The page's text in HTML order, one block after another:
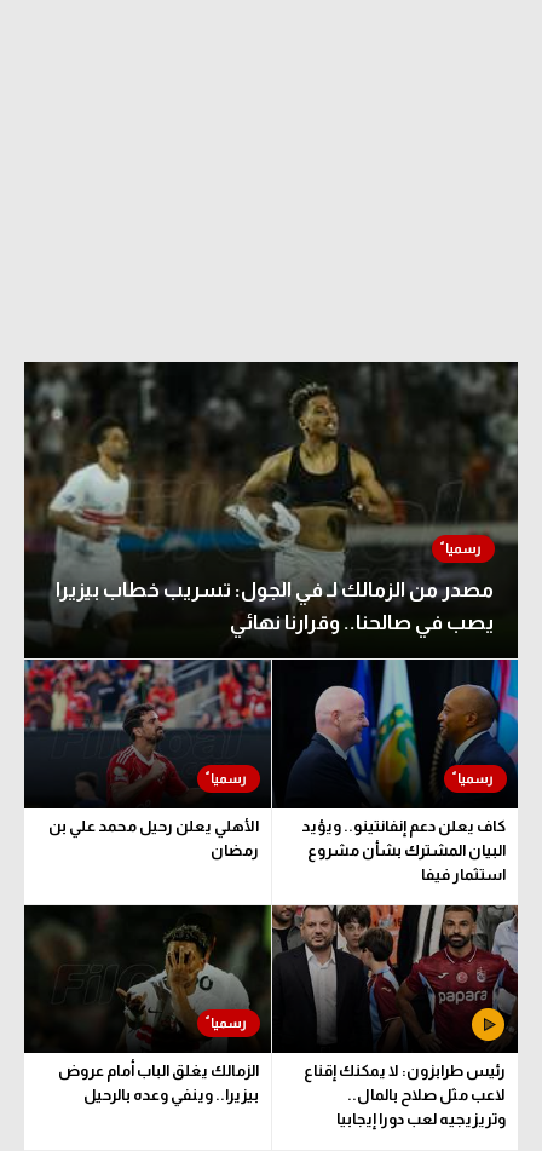
مصدر من الزمالك لـ في الجول: تسريب خطاب بيزيرا
يصب في صالحنا.. وقرارنا نهائي
كاف يعلن دعم إنفانتينو.. ويؤيد
البيان المشترك بشأن مشروع
استثمار فيفا
الأهلي يعلن رحيل محمد علي بن
رمضان
رئيس طرابزون: لا يمكنك إقناع
لاعب مثل صلاح بالمال..
وتريزيجيه لعب دورا إيجابيا
الزمالك يغلق الباب أمام عروض
بيزيرا.. وينفي وعده بالرحيل